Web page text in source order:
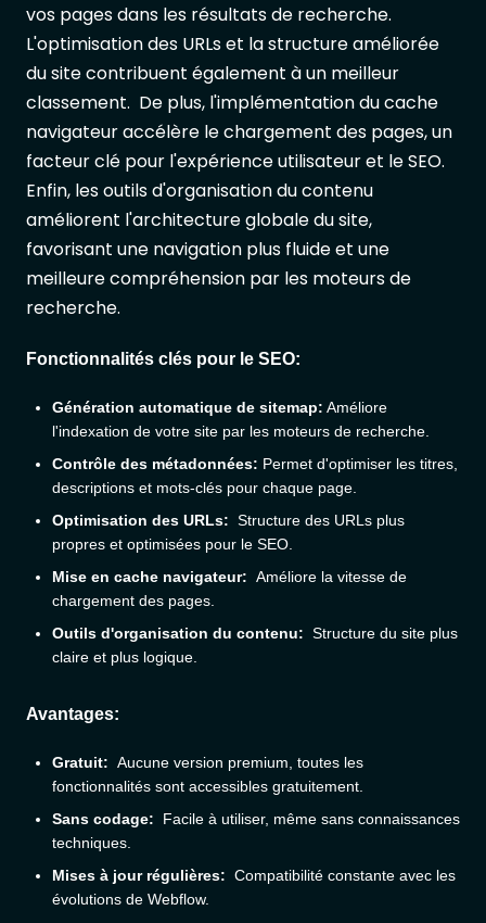
vos pages dans les résultats de recherche.
L'optimisation des URLs et la structure améliorée
du site contribuent également à un meilleur
classement. De plus, l'implémentation du cache
navigateur accélère le chargement des pages, un
facteur clé pour l'expérience utilisateur et le SEO.
Enfin, les outils d'organisation du contenu
améliorent l'architecture globale du site,
favorisant une navigation plus fluide et une
meilleure compréhension par les moteurs de
recherche.
Fonctionnalités clés pour le SEO:
Génération automatique de sitemap: Améliore
l'indexation de votre site par les moteurs de recherche.
Contrôle des métadonnées: Permet d'optimiser les titres,
descriptions et mots-clés pour chaque page.
Optimisation des URLs: Structure des URLs plus
propres et optimisées pour le SEO.
Mise en cache navigateur: Améliore la vitesse de
chargement des pages.
Outils d'organisation du contenu: Structure du site plus
claire et plus logique.
Avantages:
Gratuit: Aucune version premium, toutes les
fonctionnalités sont accessibles gratuitement.
Sans codage: Facile à utiliser, même sans connaissances
techniques.
Mises à jour régulières: Compatibilité constante avec les
évolutions de Webflow.